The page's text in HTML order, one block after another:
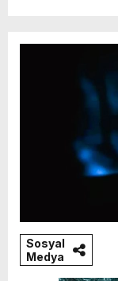
Sosyal
Medya